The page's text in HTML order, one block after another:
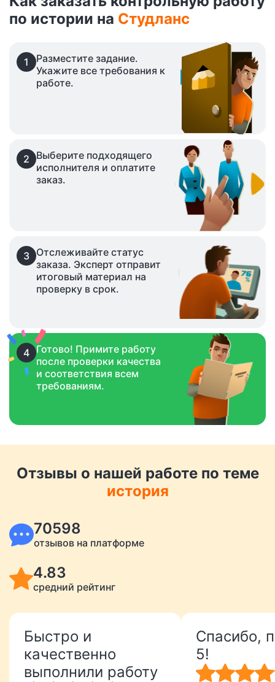
по истории на Студланс
1
Разместите задание.
Укажите все требования к
работе.
2
Выберите подходящего
исполнителя и оплатите
заказ.
3 Отслеживайте статус
заказа. Эксперт отправит
итоговый материал на
проверку в срок.
4 Готово! Примите работу
после проверки качества
и соответствия всем
требованиям.
Отзывы о нашей работе по теме
история
70598
отзывов на платформе
4.83
средний рейтинг
Быстро и
качественно
выполнили работу
Спасибо,
5!